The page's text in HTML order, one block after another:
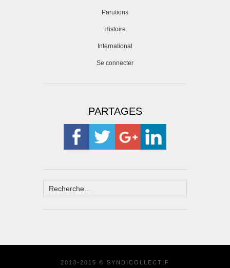
Parutions
Histoire
International
Se connecter
PARTAGES
2013-2015 © SYNDICOLLECTIF